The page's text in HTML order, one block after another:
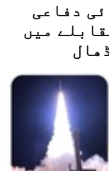
دفاعی
میں